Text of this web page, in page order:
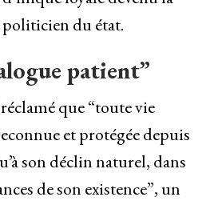
du état.
patient”
que “toute vie
et protégée depuis
son déclin naturel, dans
de son existence”, un